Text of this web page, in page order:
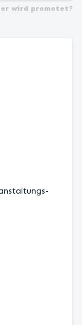
wird promotet?